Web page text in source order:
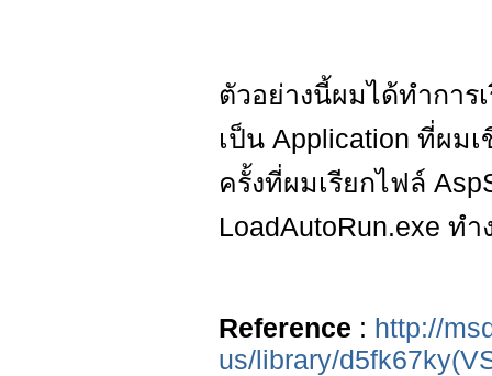
ตัวอย่างนี้ผมได้ทำการ
เป็น Application ที่ผม
ครั้งที่ผมเรียกไฟล์
LoadAutoRun.exe ท
Reference : http://
us/library/